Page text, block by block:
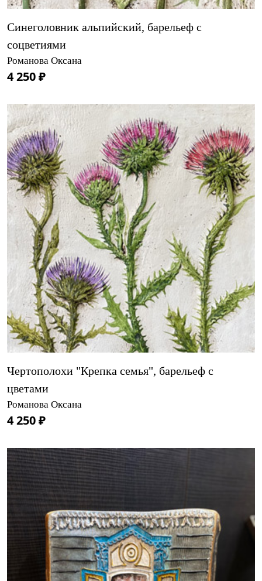
Синеголовник альпийский, барельеф с
соцветиями
Романова Оксана
4 250 ₽
Чертополохи "Крепка семья", барельеф с
цветами
Романова Оксана
4 250 ₽